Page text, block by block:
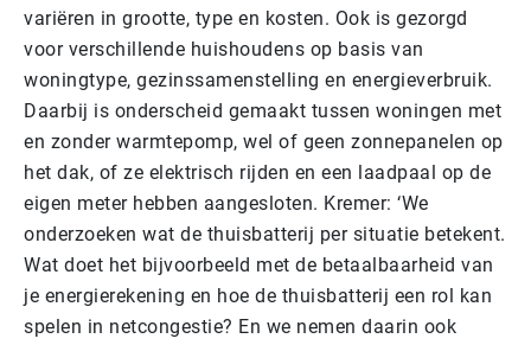
variëren in grootte, type en kosten. Ook is gezorgd
voor verschillende huishoudens op basis van
woningtype, gezinssamenstelling en energieverbruik.
Daarbij is onderscheid gemaakt tussen woningen met
en zonder warmtepomp, wel of geen zonnepanelen op
het dak, of ze elektrisch rijden en een laadpaal op de
eigen meter hebben aangesloten. Kremer: ‘We
onderzoeken wat de thuisbatterij per situatie betekent.
Wat doet het bijvoorbeeld met de betaalbaarheid van
je energierekening en hoe de thuisbatterij een rol kan
spelen in netcongestie? En we nemen daarin ook